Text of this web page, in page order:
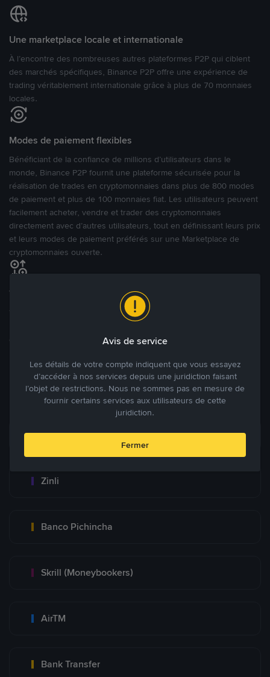
Une marketplace locale et internationale
À l’encontre des nombreuses autres plateformes P2P qui ciblent
des marchés spécifiques, Binance P2P offre une expérience de
trading véritablement internationale grâce à plus de 70 monnaies
locales.
Modes de paiement flexibles
Bénéficiant de la confiance de millions d’utilisateurs dans le
monde, Binance P2P fournit une plateforme sécurisée pour la
réalisation de trades en cryptomonnaies dans plus de 800 modes
de paiement et plus de 100 monnaies fiat. Les utilisateurs peuvent
facilement acheter, vendre et trader des cryptomonnaies
directement avec d’autres utilisateurs, tout en définissant leurs prix
et leurs modes de paiement préférés sur une Marketplace de
cryptomonnaies ouverte.
Tradez à des prix avantageux pour vous
Tradez des cryptos en étant libres d’acheter et de vendre à votre
des annonces commerciales pour fixer vos propres prix.
Principaux modes de paiement
Zelle
Zinli
Banco Pichincha
Skrill (Moneybookers)
AirTM
Bank Transfer
Avis de service
Les détails de votre compte indiquent que vous essayez
d’accéder à nos services depuis une juridiction faisant
l’objet de restrictions. Nous ne sommes pas en mesure de
fournir certains services aux utilisateurs de cette
juridiction.
Fermer